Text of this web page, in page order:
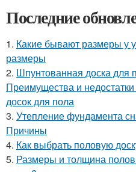
Последние
1. Какие бывают размеры у
размеры
2. Шпунтованная доска для
Преимущества и
досок для пола
3. Утепление фундамента
Причины
4. Как выбрать половую
5. Размеры и толщина